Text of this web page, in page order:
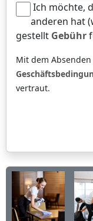
Ich möchte,
anderen hat
gestellt Gebühr
Mit dem
vertraut.